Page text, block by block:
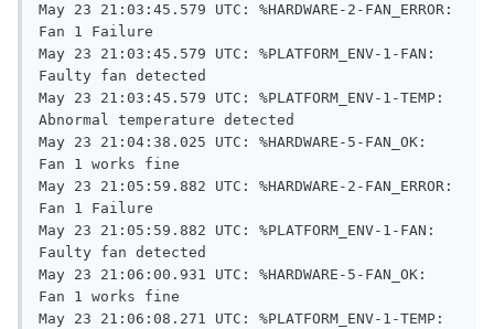
May 23 21:03:45.579 UTC: %HARDWARE-2-FAN_ERROR:
Fan 1 Failure
May 23 21:03:45.579 UTC: %PLATFORM_ENV-1-FAN:
Faulty fan detected
May 23 21:03:45.579 UTC: %PLATFORM_ENV-1-TEMP:
Abnormal temperature detected
May 23 21:04:38.025 UTC: %HARDWARE-5-FAN_OK:
Fan 1 works fine
May 23 21:05:59.882 UTC: %HARDWARE-2-FAN_ERROR:
Fan 1 Failure
May 23 21:05:59.882 UTC: %PLATFORM_ENV-1-FAN:
Faulty fan detected
May 23 21:06:00.931 UTC: %HARDWARE-5-FAN_OK:
Fan 1 works fine
May 23 21:06:08.271 UTC: %PLATFORM_ENV-1-TEMP: